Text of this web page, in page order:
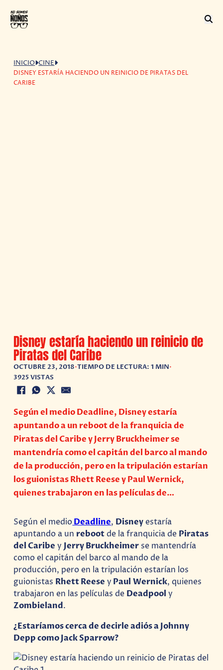
INICIO CINE
DISNEY ESTARÍA HACIENDO UN REINICIO DE PIRATAS DEL
CARIBE
Disney estaría haciendo un reinicio de
Piratas del Caribe
OCTUBRE 23, 2018•TIEMPO DE LECTURA: 1 MIN•
3925 VISTAS
Según el medio Deadline, Disney estaría
apuntando a un reboot de la franquicia de
Piratas del Caribe y Jerry Bruckheimer se
mantendría como el capitán del barco al mando
de la producción, pero en la tripulación estarían
los guionistas Rhett Reese y Paul Wernick,
quienes trabajaron en las películas de…
Según el medioDeadline, Disneyestaría
apuntando a un rebootde la franquicia de Piratas
del Caribe y Jerry Bruckheimer se mantendría
como el capitán del barco al mando de la
producción, pero en la tripulación estarían los
guionistas Rhett Reese y Paul Wernick, quienes
trabajaron en las películas de Deadpool y
Zombieland.
¿Estaríamos cerca de decirle adiós a Johnny
Depp como Jack Sparrow?